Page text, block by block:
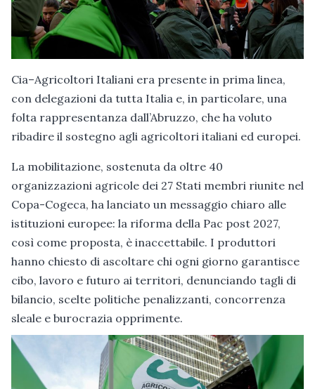
Cia–Agricoltori Italiani era presente in prima linea,
con delegazioni da tutta Italia e, in particolare, una
folta rappresentanza dall’Abruzzo, che ha voluto
ribadire il sostegno agli agricoltori italiani ed europei.
La mobilitazione, sostenuta da oltre 40
organizzazioni agricole dei 27 Stati membri riunite nel
Copa-Cogeca, ha lanciato un messaggio chiaro alle
istituzioni europee: la riforma della Pac post 2027,
così come proposta, è inaccettabile. I produttori
hanno chiesto di ascoltare chi ogni giorno garantisce
cibo, lavoro e futuro ai territori, denunciando tagli di
bilancio, scelte politiche penalizzanti, concorrenza
sleale e burocrazia opprimente.